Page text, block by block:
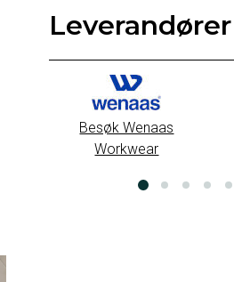
Leverandører
Besøk Roth